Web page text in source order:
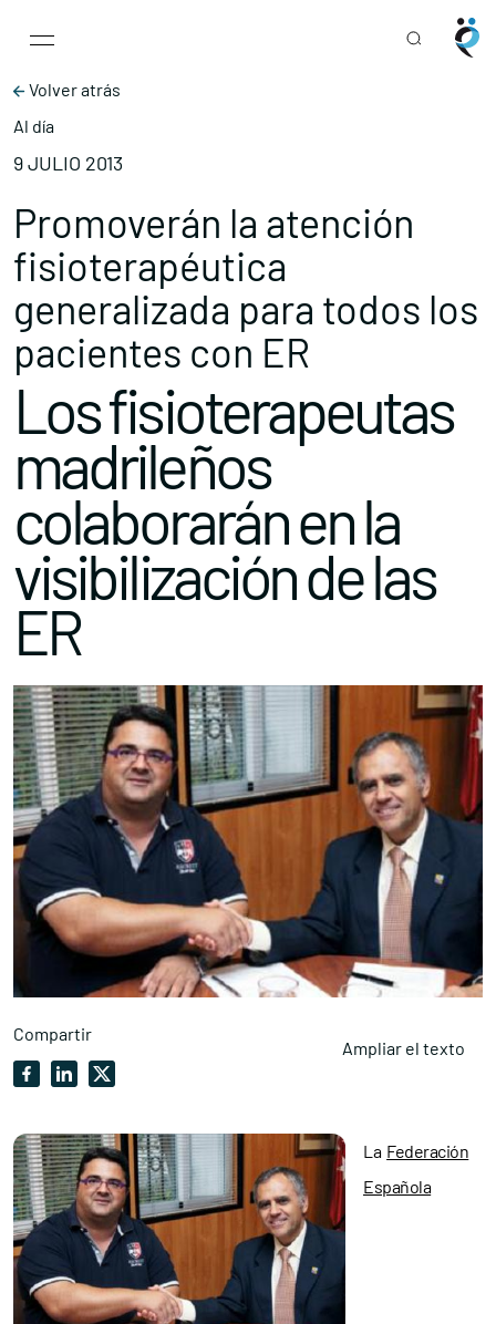
Main Navigation
Volver atrás
Al día
9 JULIO 2013
Promoverán la atención
fisioterapéutica
generalizada para todos los
pacientes con ER
Los fisioterapeutas
madrileños
colaborarán en la
visibilización de las
ER
Compartir
Ampliar el texto
La Federación
Española